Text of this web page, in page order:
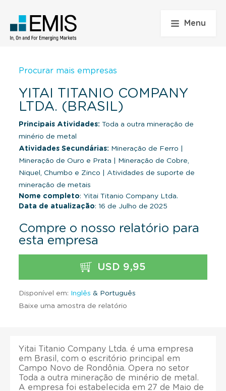
Menu
Procurar mais empresas
YITAI TITANIO COMPANY
LTDA. (BRASIL)
Principais Atividades: Toda a outra mineração de
minério de metal
Atividades Secundárias: Mineração de Ferro
Mineração de Ouro e Prata
Mineração de Cobre,
Niquel, Chumbo e Zinco
Atividades de suporte de
mineração de metais
Nome completo: Yitai Titanio Company Ltda.
Data de atualização: 16 de Julho de 2025
Compre o nosso relatório para
esta empresa
USD 9,95
Disponível em: Inglês & Português
Baixe uma amostra de relatório
Yitai Titanio Company Ltda. é uma empresa
em Brasil, com o escritório principal em
Campo Novo de Rondônia. Opera no setor
Toda a outra mineração de minério de metal.
A empresa foi estabelecida em 27 de Maio de